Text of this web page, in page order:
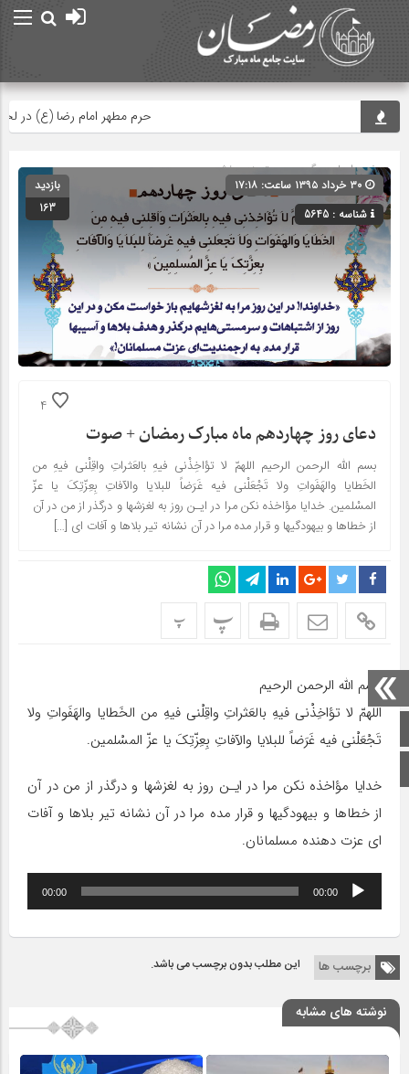
صفحه اصلی
حرم مطهر امام رضا (ع) در لحظه
صفحه اصلی» گروه » دسته‌بندی نشده
شناسه : 5645
بازدید
163
4
دعای روز چهاردهم ماه مبارک رمضان + صوت
بسم الله الرحمن الرحیم اللهمّ لا تؤاخِذْنی فیهِ بالعَثراتِ واقِلْنی فیهِ من
الخَطایا والهَفَواتِ ولا تَجْعَلْنی فیه غَرَضاً للبلایا والآفاتِ بِعِزّتِکَ یا عزّ
المسْلمین. خدایا مؤاخذه نکن مرا در ایـن روز به لغزشها و درگذر از من در آن
از خطاها و بیهودگیها و قرار مده مرا در آن نشانه تیر بلاها و آفات اى […]
پ پ
بسم الله الرحمن الرحیم
اللهمّ لا تؤاخِذْنی فیهِ بالعَثراتِ واقِلْنی فیهِ من الخَطایا والهَفَواتِ ولا
تَجْعَلْنی فیه غَرَضاً للبلایا والآفاتِ بِعِزّتِکَ یا عزّ المسْلمین.
خدایا مؤاخذه نکن مرا در ایـن روز به لغزشها و درگذر از من در آن
از خطاها و بیهودگیها و قرار مده مرا در آن نشانه تیر بلاها و آفات
اى عزت دهنده مسلمانان.
پخش‌کننده
صوت
00:00
00:00
برچسب ها این مطلب بدون برچسب می باشد.
نوشته های مشابه